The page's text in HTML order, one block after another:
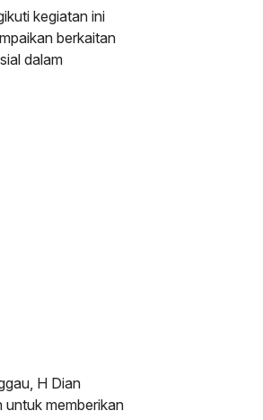
kegiatan ini
berkaitan
dalam
H Dian
untuk memberikan